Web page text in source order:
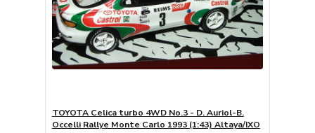
TOYOTA Celica turbo 4WD No.3 - D. Auriol-B.
Occelli Rallye Monte Carlo 1993 (1:43) Altaya/IXO